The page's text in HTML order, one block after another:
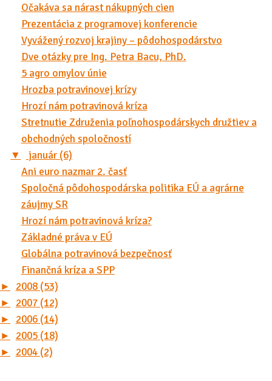
Očakáva sa nárast nákupných cien
Prezentácia z programovej konferencie
Vyvážený rozvoj krajiny – pôdohospodárstvo
Dve otázky pre Ing. Petra Bacu, PhD.
5 agro omylov únie
Hrozba potravinovej krízy
Hrozí nám potravinová kríza
Stretnutie Združenia poľnohospodárskych družtiev a
obchodných spoločností
▼
január (6)
Ani euro nazmar 2. časť
Spoločná pôdohospodárska politika EÚ a agrárne
záujmy SR
Hrozí nám potravinová kríza?
Základné práva v EÚ
Globálna potravinová bezpečnosť
Finančná kríza a SPP
►
2008 (53)
►
2007 (12)
►
2006 (14)
►
2005 (18)
►
2004 (2)